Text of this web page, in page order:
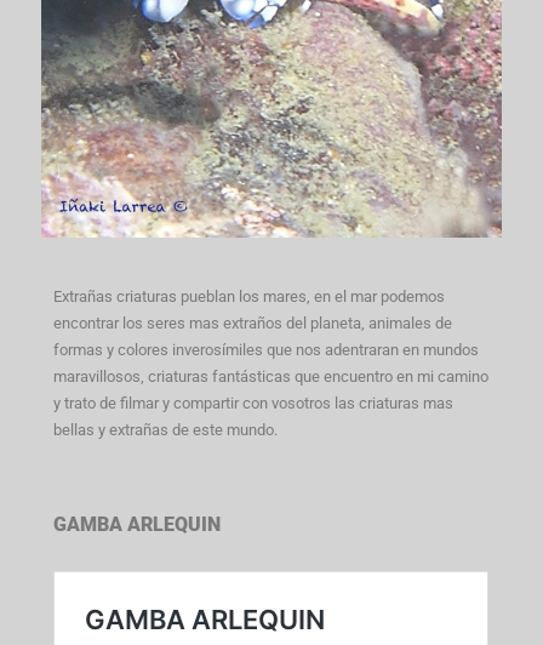
Extrañas criaturas pueblan los mares, en el mar podemos
encontrar los seres mas extraños del planeta, animales de
formas y colores inverosímiles que nos adentraran en mundos
maravillosos, criaturas fantásticas que encuentro en mi camino
y trato de filmar y compartir con vosotros las criaturas mas
bellas y extrañas de este mundo.
GAMBA ARLEQUIN